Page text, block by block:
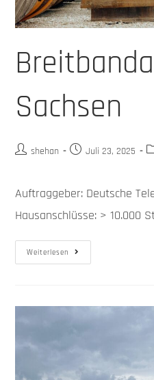
Sachsen
shehan Juli 23, 2025
Auftraggeber: Deutsche
Hausanschlüsse: > 10.000
Weiterlesen